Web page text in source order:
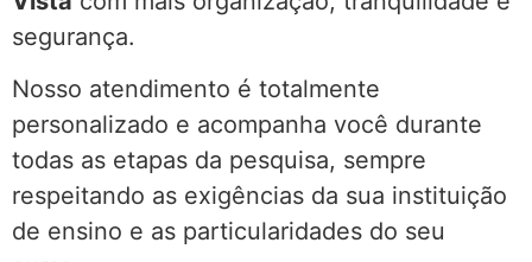
segurança.
Nosso atendimento é totalmente
personalizado e acompanha você durante
todas as etapas da pesquisa, sempre
respeitando as exigências da sua instituição
de ensino e as particularidades do seu